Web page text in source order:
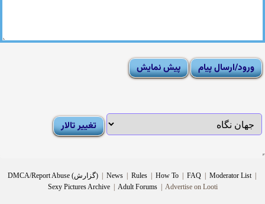
DMCA/Report Abuse (گزارش) | News | Rules | How To | FAQ | Moderator List |
Sexy Pictures Archive | Adult Forums |Advertise on Looti